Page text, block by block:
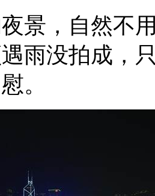
景，自然不
雨没拍成，
。